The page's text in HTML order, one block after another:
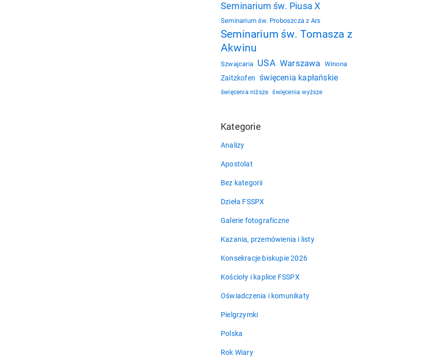
Seminarium św. Piusa X
Seminarium św. Proboszcza z Ars
Seminarium św. Tomasza z
Akwinu
Szwajcaria USA Warszawa Winona
Zaitzkofen święcenia kapłańskie
święcenia niższe święcenia wyższe
Kategorie
Analizy
Apostolat
Bez kategorii
Dzieła FSSPX
Galerie fotograficzne
Kazania, przemówienia i listy
Konsekracje biskupie 2026
Kościoły i kaplice FSSPX
Oświadczenia i komunikaty
Pielgrzymki
Polska
Rok Wiary